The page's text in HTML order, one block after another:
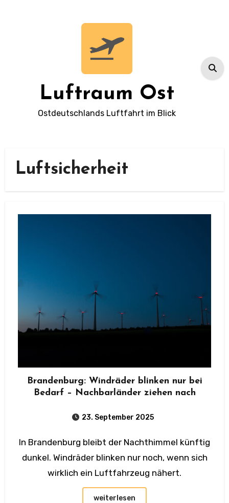
Luftraum Ost
Ostdeutschlands Luftfahrt im Blick
Luftsicherheit
Brandenburg: Windräder blinken nur bei
Bedarf – Nachbarländer ziehen nach
23. September 2025
In Brandenburg bleibt der Nachthimmel künftig
dunkel. Windräder blinken nur noch, wenn sich
wirklich ein Luftfahrzeug nähert.
weiterlesen